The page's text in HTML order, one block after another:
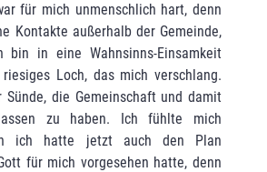
für mich unmenschlich hart, denn
Kontakte außerhalb der Gemeinde,
in eine Wahnsinns-Einsamkeit
Loch, das mich verschlang.
Sünde, die Gemeinschaft und damit
zu haben. Ich fühlte mich
ich hatte jetzt auch den Plan
für mich vorgesehen hatte, denn